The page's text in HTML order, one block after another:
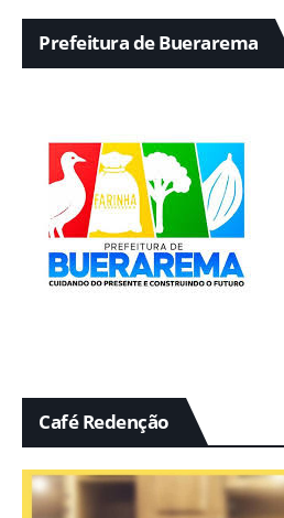
Prefeitura de Buerarema
Café Redenção